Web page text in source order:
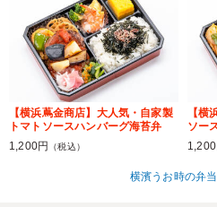
【横浜蔦金商店】大人気・自家製
トマトソースハンバーグ海苔弁
1,200円
（税込）
【横
ソー
1,200
横濱うお時の弁